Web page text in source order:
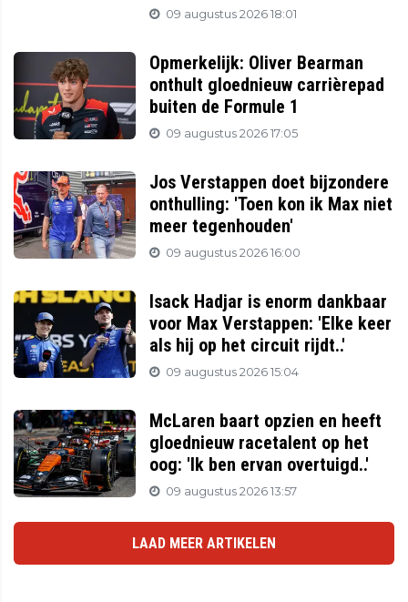
09 augustus 2026 18:01
Opmerkelijk: Oliver Bearman
onthult gloednieuw carrièrepad
buiten de Formule 1
09 augustus 2026 17:05
Jos Verstappen doet bijzondere
onthulling: 'Toen kon ik Max niet
meer tegenhouden'
09 augustus 2026 16:00
Isack Hadjar is enorm dankbaar
voor Max Verstappen: 'Elke keer
als hij op het circuit rijdt..'
09 augustus 2026 15:04
McLaren baart opzien en heeft
gloednieuw racetalent op het
oog: 'Ik ben ervan overtuigd..'
09 augustus 2026 13:57
LAAD MEER ARTIKELEN